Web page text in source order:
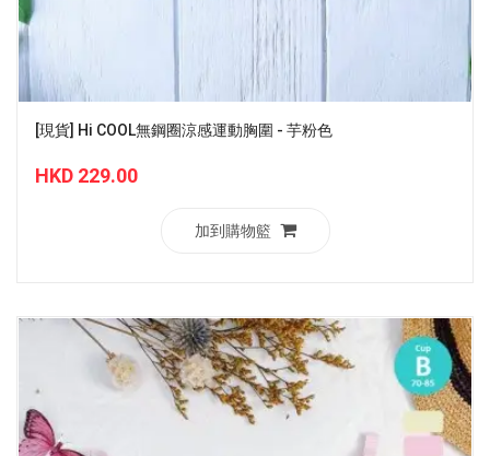
[現貨] Hi COOL無鋼圈涼感運動胸圍 - 芋粉色
HKD 229.00
加到購物籃